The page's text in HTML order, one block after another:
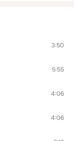
3:50
5:55
4:06
4:06